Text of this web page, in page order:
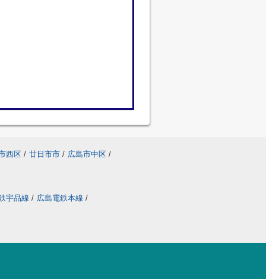
西区 / 廿日市市 / 広島市中区 /
宇品線 / 広島電鉄本線 /